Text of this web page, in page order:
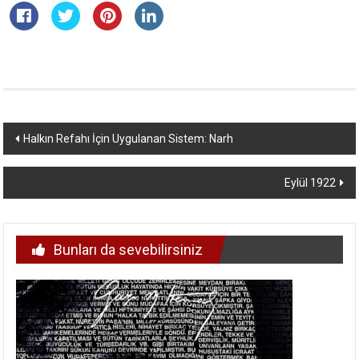
Yazı
dolaşımı
Halkın Refahı İçin Uygulanan Sistem: Narh
Eylül 1922
Bunları da sevebilirsiniz